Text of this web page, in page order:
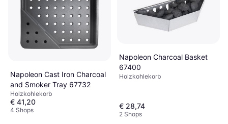
Napoleon Cast Iron Charcoal
and Smoker Tray 67732
Holzkohlekorb
€ 41,20
4 Shops
Napoleon Charcoal Basket
67400
Holzkohlekorb
€ 28,74
2 Shops